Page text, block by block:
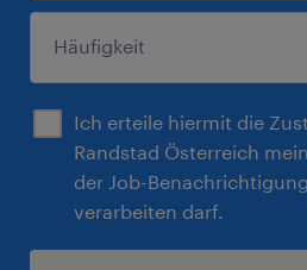
Ich erteile hiermit die
Randstad Österreich
der Job-
verarbeiten darf.